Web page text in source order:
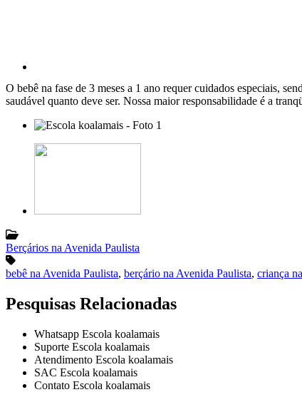
O bebê na fase de 3 meses a 1 ano requer cuidados especiais,
saudável quanto deve ser. Nossa maior responsabilidade é a
Berçários na Avenida Paulista
bebê na Avenida Paulista, berçário na Avenida Paulista, criança
Pesquisas Relacionadas
Whatsapp Escola koalamais
Suporte Escola koalamais
Atendimento Escola koalamais
SAC Escola koalamais
Contato Escola koalamais